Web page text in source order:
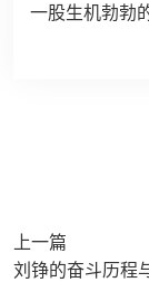
一股生机勃勃
上一篇
刘铮的奋斗历程